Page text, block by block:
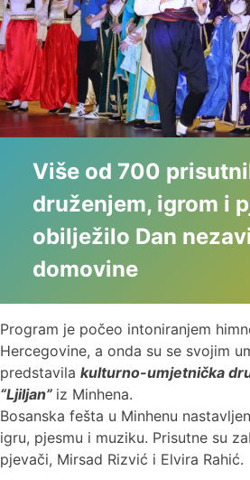
Više od 700
druženjem, igrom i
obilježilo Dan
domovine
Program je počeo intoniranjem
Hercegovine, a onda su se svojim
predstavila kulturno-umjetnička
“Ljiljan” iz Minhena.
Bosanska fešta u Minhenu
igru, pjesmu i muziku. Prisutne su
pjevači, Mirsad Rizvić i Elvira Rahić.